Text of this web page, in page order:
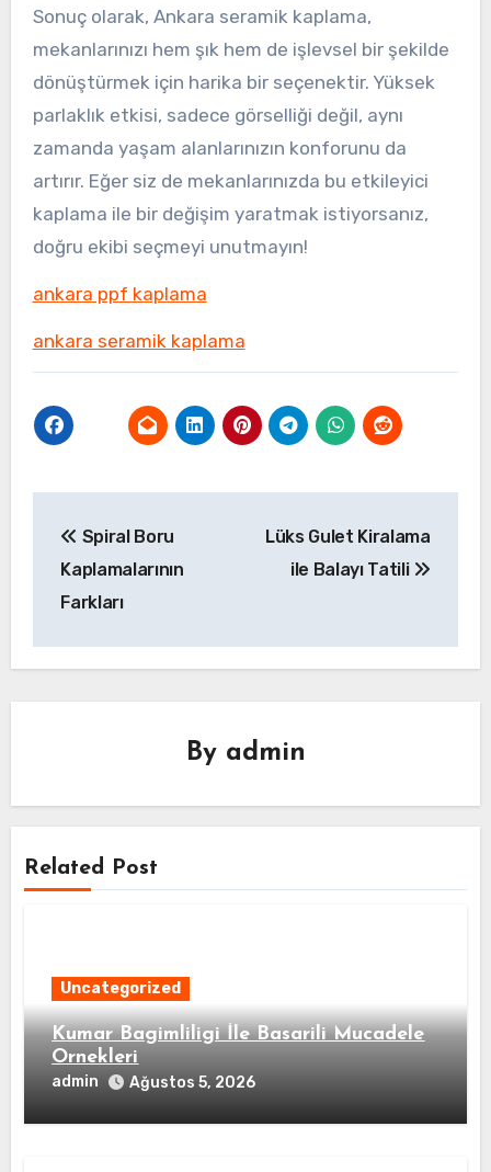
Sonuç olarak, Ankara seramik kaplama,
mekanlarınızı hem şık hem de işlevsel bir şekilde
dönüştürmek için harika bir seçenektir. Yüksek
parlaklık etkisi, sadece görselliği değil, aynı
zamanda yaşam alanlarınızın konforunu da
artırır. Eğer siz de mekanlarınızda bu etkileyici
kaplama ile bir değişim yaratmak istiyorsanız,
doğru ekibi seçmeyi unutmayın!
ankara ppf kaplama
ankara seramik kaplama
gezinmesi
Spiral Boru
Kaplamalarının
Farkları
Lüks Gulet Kiralama
ile Balayı Tatili
By admin
Related Post
Uncategorized
Kumar Bagimliligi İle Basarili Mucadele
Ornekleri
admin Ağustos 5, 2026